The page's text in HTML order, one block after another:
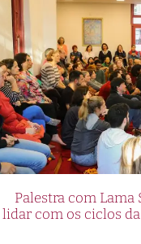
Palestra com Lama
lidar com os ciclos